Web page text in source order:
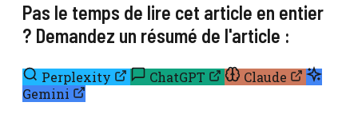
Pas le temps de lire cet article en entier
? Demandez un résumé de l'article :
Perplexity ChatGPT
Claude
Gemini